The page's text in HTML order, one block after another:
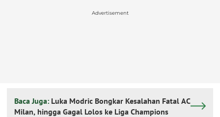
Advertisement
Baca Juga: Luka Modric Bongkar Kesalahan Fatal AC
Milan, hingga Gagal Lolos ke Liga Champions